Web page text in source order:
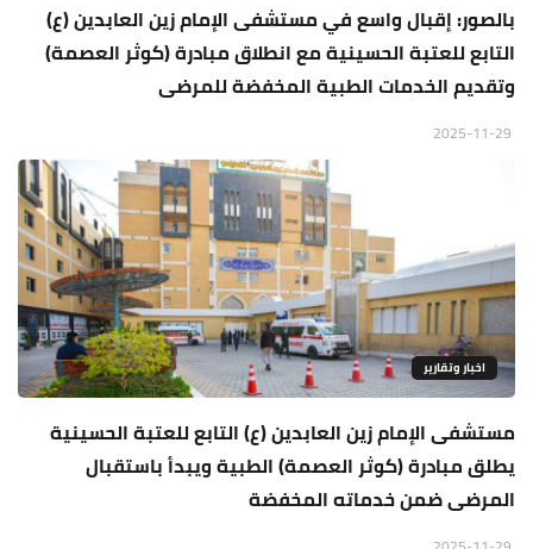
بالصور: إقبال واسع في مستشفى الإمام زين العابدين (ع)
التابع للعتبة الحسينية مع انطلاق مبادرة (كوثر العصمة)
وتقديم الخدمات الطبية المخفضة للمرضى
اخبار وتقارير
مستشفى الإمام زين العابدين (ع) التابع للعتبة الحسينية
يطلق مبادرة (كوثر العصمة) الطبية ويبدأ باستقبال
المرضى ضمن خدماته المخفضة